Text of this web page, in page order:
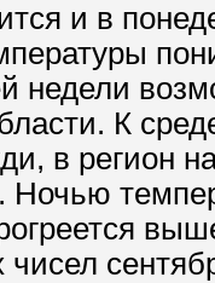
и в
недели
К
в регион
Ночью
чисел